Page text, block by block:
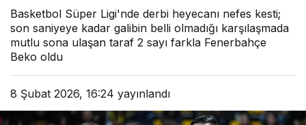
Basketbol Süper Ligi'nde derbi heyecanı nefes kesti;
son saniyeye kadar galibin belli olmadığı karşılaşmada
mutlu sona ulaşan taraf 2 sayı farkla Fenerbahçe
Beko oldu
8 Şubat 2026, 16:24 yayınlandı